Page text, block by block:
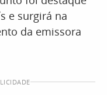
e surgirá na
da emissora